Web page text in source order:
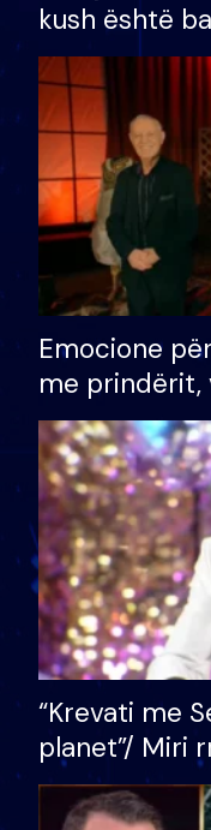
kush është
shtëpinë
të fituar
Emocione
me prindërit,
divorci apo
“Krevati me
planet”/ Miri
bukura në
mungojë